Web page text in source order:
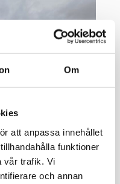
Om
att anpassa innehållet
funktioner
vår trafik. Vi
och annan